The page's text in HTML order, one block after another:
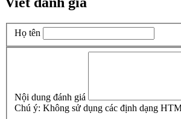
Họ tên
Nội dung đánh giá
Chú ý: Không sử dụng các định dạng